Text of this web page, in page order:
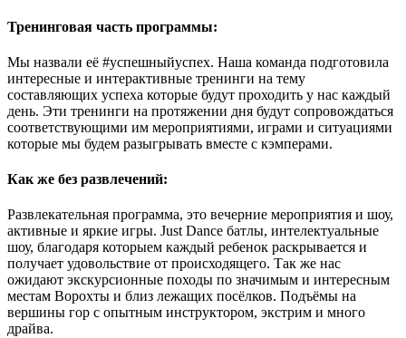
Тренинговая часть программы:
Мы назвали её #успешныйуспех. Наша команда подготовила
интересные и интерактивные тренинги на тему
составляющих успеха которые будут проходить у нас каждый
день. Эти тренинги на протяжении дня будут сопровождаться
соответствующими им мероприятиями, играми и ситуациями
которые мы будем разыгрывать вместе с кэмперами.
Как же без развлечений:
Развлекательная программа, это вечерние мероприятия и шоу,
активные и яркие игры. Just Dance батлы, интелектуальные
шоу, благодаря которыем каждый ребенок раскрывается и
получает удовольствие от происходящего. Так же нас
ожидают экскурсионные походы по значимым и интересным
местам Ворохты и близ лежащих посёлков. Подъёмы на
вершины гор с опытным инструктором, экстрим и много
драйва.